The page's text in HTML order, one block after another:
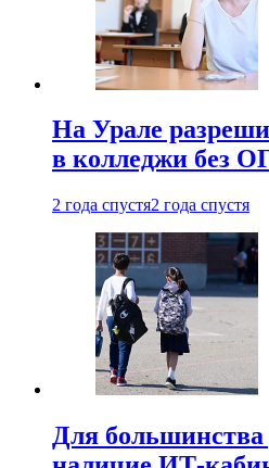
На Урале
в колледжи без
2 года спустя2 года спустя
Для большинства